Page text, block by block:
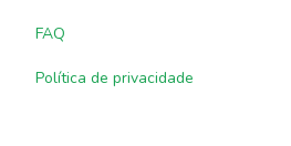
FAQ
Política de privacidade